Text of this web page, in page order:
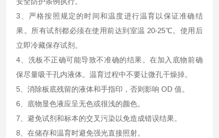
3、严格按照规定的时间和温度进行温育以保证准确结
果。所有试剂都必须在使用前达到室温 20-25℃。使用后
立即冷藏保存试剂。
4、洗板不正确可能导致不准确的结果。在加入底物前确
保尽量吸干孔内液体。温育过程中不要让微孔干燥掉。
5、消除板底残留的液体和手指印，否则影响 OD 值。
6、底物显色液应呈无色或很浅的颜色。
7、避免试剂和标本的交叉污染以免造成错误结果。
8、在储存和温育时避免强光直接照射。